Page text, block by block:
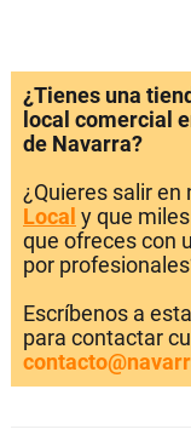
¿Tienes una
local comercial
de Navarra?
¿Quieres salir en
Local y que
que ofreces con
por
Escríbenos a
para contactar